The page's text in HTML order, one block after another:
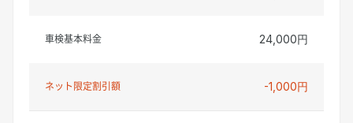
車検基本料金 24,000円
ネット限定割引額 -1,000円